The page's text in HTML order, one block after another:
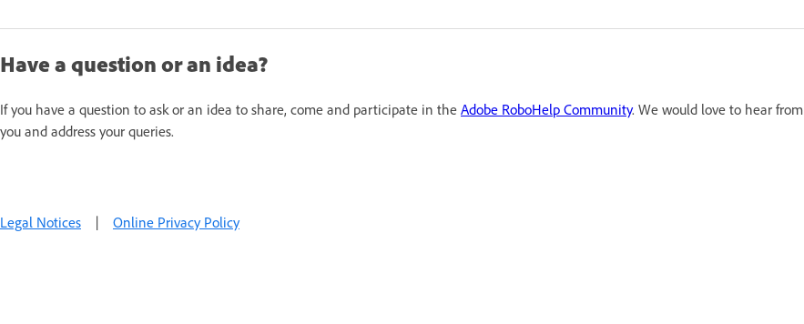
Have a question or an idea?
If you have a question to ask or an idea to share, come and participate in the Adobe RoboHelp Community. We would love to hear from
you and address your queries.
Legal Notices | Online Privacy Policy